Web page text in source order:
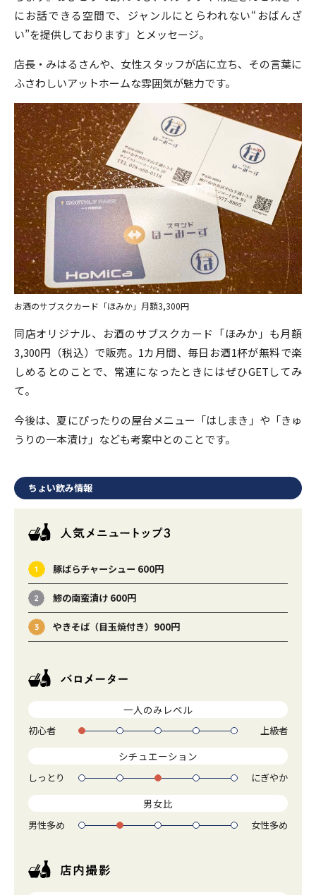
にお話できる空間で、ジャンルにとらわれない“おばんざ
い”を提供しております」とメッセージ。
店長・みはるさんや、女性スタッフが店に立ち、その言葉に
ふさわしいアットホームな雰囲気が魅力です。
お酒のサブスクカード「ほみか」月額3,300円
同店オリジナル、お酒のサブスクカード「ほみか」も月額
3,300円（税込）で販売。1カ月間、毎日お酒1杯が無料で楽
しめるとのことで、常連になったときにはぜひGETしてみ
て。
今後は、夏にぴったりの屋台メニュー「はしまき」や「きゅ
うりの一本漬け」なども考案中とのことです。
ちょい飲み情報
豚ばらチャーシュー 600円
鯵の南蛮漬け 600円
やきそば（目玉焼付き）900円
一人のみレベル
初心者 1 2 3 4 5 上級者
シチュエーション
しっとり 1 2 3 4 5 にぎやか
男女比
男性多め 1 2 3 4 5 女性多め